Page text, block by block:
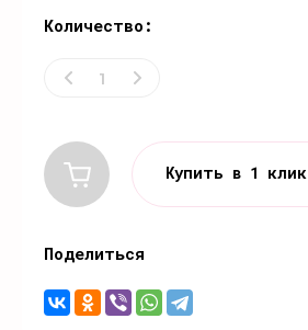
Количество:
Купить в 1 клик
Поделиться